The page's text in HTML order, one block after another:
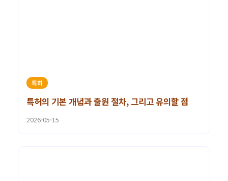
특허
특허의 기본 개념과 출원 절차, 그리고 유의할 점
2026-05-15